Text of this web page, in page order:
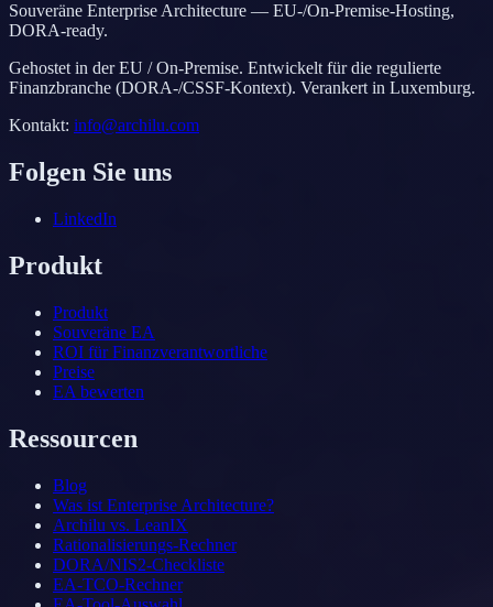
Souveräne Enterprise Architecture — EU-/On-Premise-Hosting,
DORA-ready.
Gehostet in der EU / On-Premise. Entwickelt für die regulierte
Finanzbranche (DORA-/CSSF-Kontext). Verankert in Luxemburg.
Kontakt: info@archilu.com
Folgen Sie uns
LinkedIn
Produkt
Produkt
Souveräne EA
ROI für Finanzverantwortliche
Preise
EA bewerten
Ressourcen
Blog
Was ist Enterprise Architecture?
Archilu vs. LeanIX
Rationalisierungs-Rechner
DORA/NIS2-Checkliste
EA-TCO-Rechner